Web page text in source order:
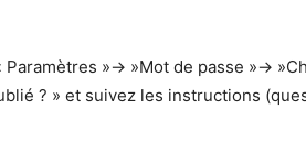
»-> »Mot de passe »->
? » et suivez les instructions